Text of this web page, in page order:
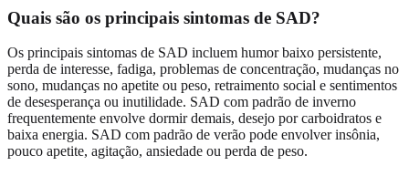
Quais são os principais sintomas de SAD?
Os principais sintomas de SAD incluem humor baixo persistente,
perda de interesse, fadiga, problemas de concentração, mudanças no
sono, mudanças no apetite ou peso, retraimento social e sentimentos
de desesperança ou inutilidade. SAD com padrão de inverno
frequentemente envolve dormir demais, desejo por carboidratos e
baixa energia. SAD com padrão de verão pode envolver insônia,
pouco apetite, agitação, ansiedade ou perda de peso.